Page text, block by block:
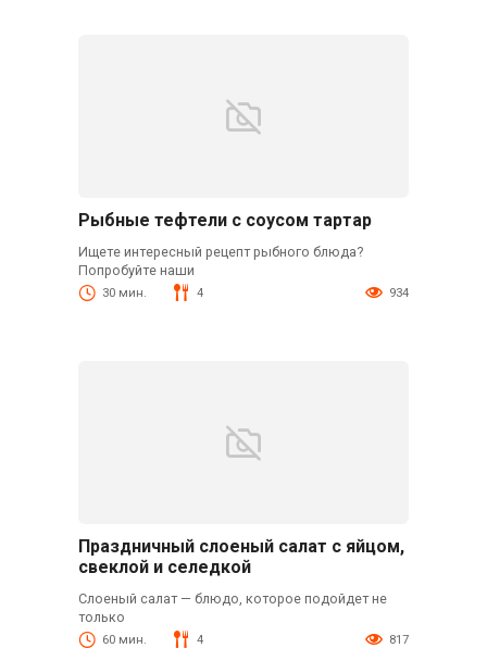
Рыбные тефтели с соусом тартар
Ищете интересный рецепт рыбного блюда?
Попробуйте наши
30 мин. 4 934
Праздничный слоеный салат с яйцом,
свеклой и селедкой
Слоеный салат — блюдо, которое подойдет не
только
60 мин. 4 817